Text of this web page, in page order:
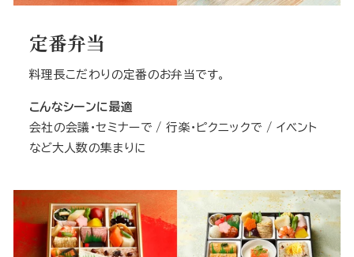
定番弁当
料理長こだわりの定番のお弁当です。
こんなシーンに最適
会社の会議・セミナーで / 行楽・ピクニックで / イベント
など大人数の集まりに